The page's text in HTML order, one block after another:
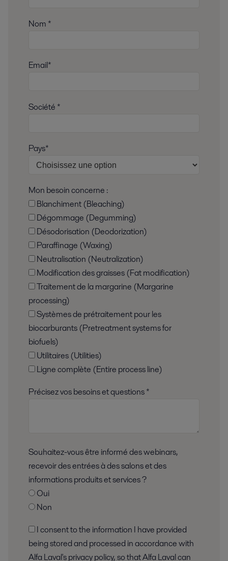
Nom *
Email*
Société *
Pays*
Mon besoin concerne :
Blanchiment (Bleaching)
Dégommage (Degumming)
Désodorisation (Deodorization)
Paraffinage (Waxing)
Neutralisation (Neutralization)
Modification des graisses (Fat modification)
processing)
biocarburants (Pretreatment systems for
biofuels)
Utilitaires (Utilities)
Ligne complète (Entire process line)
Précisez vos besoins et questions *
Souhaitez-vous être informé des webinars,
recevoir des entrées à des salons et des
informations produits et services ?
Oui
Non
being stored and processed in accordance with
Alfa Laval's privacy policy, so that Alfa Laval can